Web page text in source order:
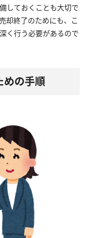
しておくことも大切で
却終了のためにも、こ
く行う必要があるので
めの手順